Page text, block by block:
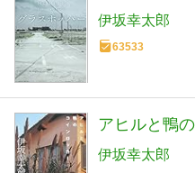
伊坂幸太郎
63533
アヒルと鴨
伊坂幸太郎